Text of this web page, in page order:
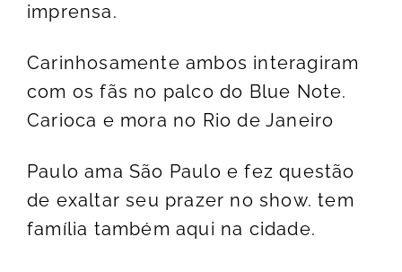
imprensa.
Carinhosamente ambos interagiram
com os fãs no palco do Blue Note.
Carioca e mora no Rio de Janeiro
Paulo ama São Paulo e fez questão
de exaltar seu prazer no show. tem
família também aqui na cidade.